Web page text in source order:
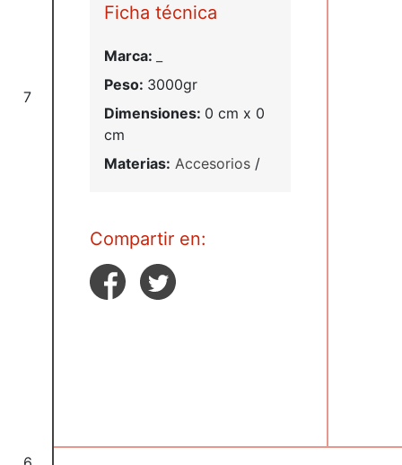
7
Ficha técnica
Marca:
Peso: 3000gr
Dimensiones: 0 cm x 0
cm
Materias: Accesorios /
Compartir en: